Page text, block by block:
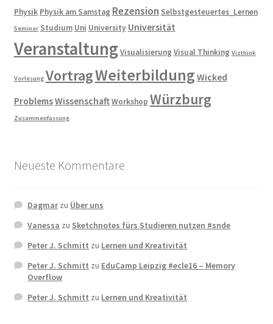
Physik Physik am Samstag Rezension Selbstgesteuertes_Lernen
Seminar Studium Uni University Universität
VeranstaltungVisualisierung Visual Thinking Vizthink
Vorlesung VortragWeiterbildung Wicked
ProblemsWissenschaftWorkshop Würzburg
Zusammenfassung
Neueste Kommentare
Dagmarzu Über uns
Vanessa zu Sketchnotes fürs Studieren nutzen #snde
Peter J. Schmitt zu Lernen und Kreativität
Peter J. Schmitt zu EduCamp Leipzig #ecle16 – Memory
Overflow
Peter J. Schmitt zu Lernen und Kreativität